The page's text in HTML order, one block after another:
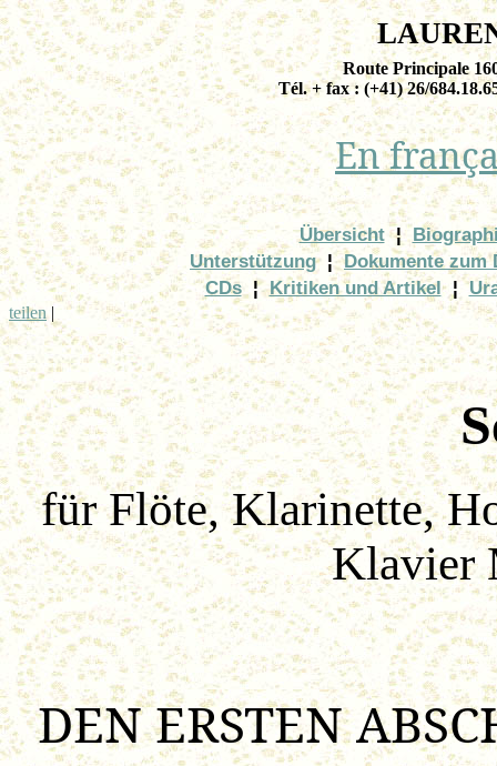
Route Principale
Tél. + fax : (+41) 26/
En
Übersicht ¦
Unterstützung ¦ Dokumente zum
CDs ¦ Kritiken und Artikel ¦
teilen |
für Flöte, Klarinette,
Klavier
DEN ERSTEN